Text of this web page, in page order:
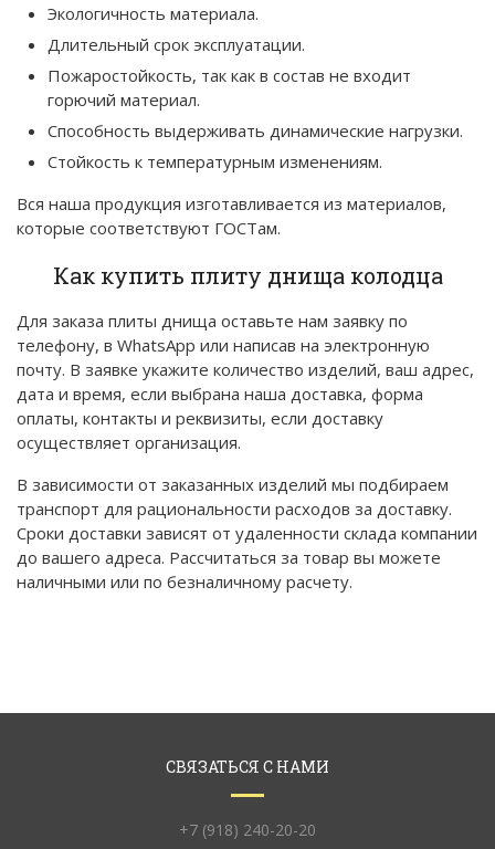
Экологичность материала.
Длительный срок эксплуатации.
Пожаростойкость, так как в состав не входит
горючий материал.
Способность выдерживать динамические нагрузки.
Стойкость к температурным изменениям.
Вся наша продукция изготавливается из материалов,
которые соответствуют ГОСТам.
Как купить плиту днища колодца
Для заказа плиты днища оставьте нам заявку по
телефону, в WhatsApp или написав на электронную
почту. В заявке укажите количество изделий, ваш адрес,
дата и время, если выбрана наша доставка, форма
оплаты, контакты и реквизиты, если доставку
осуществляет организация.
В зависимости от заказанных изделий мы подбираем
транспорт для рациональности расходов за доставку.
Сроки доставки зависят от удаленности склада компании
до вашего адреса. Рассчитаться за товар вы можете
наличными или по безналичному расчету.
СВЯЗАТЬСЯ С НАМИ
+7 (918) 240-20-20